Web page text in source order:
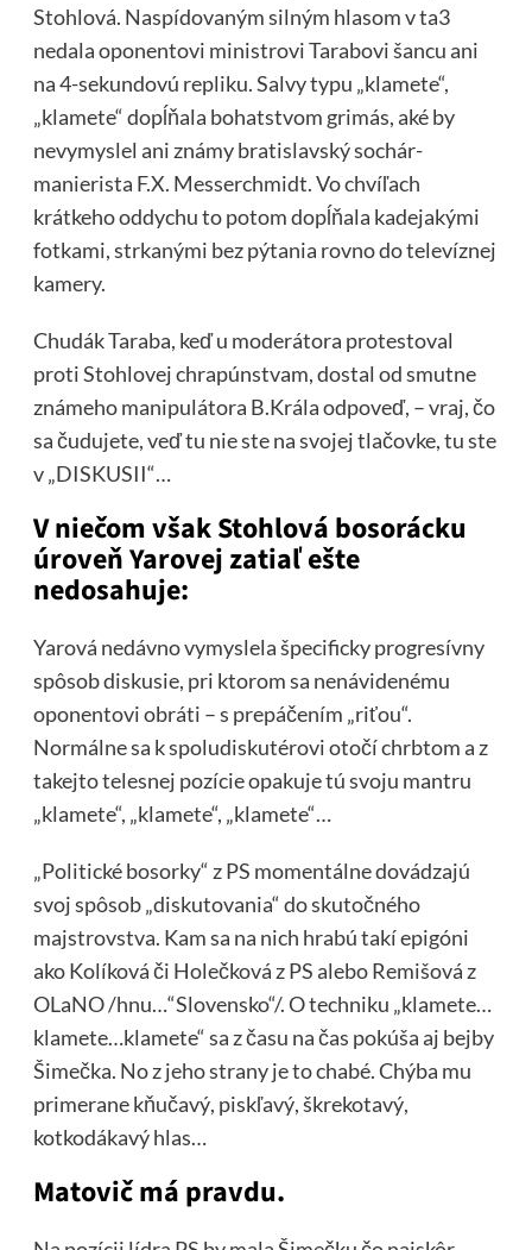
Stohlová. Naspídovaným silným hlasom v ta3
nedala oponentovi ministrovi Tarabovi šancu ani
na 4-sekundovú repliku. Salvy typu „klamete“,
„klamete“ dopĺňala bohatstvom grimás, aké by
nevymyslel ani známy bratislavský sochár-
manierista F.X. Messerchmidt. Vo chvíľach
krátkeho oddychu to potom dopĺňala kadejakými
fotkami, strkanými bez pýtania rovno do televíznej
kamery.
Chudák Taraba, keď u moderátora protestoval
proti Stohlovej chrapúnstvam, dostal od smutne
známeho manipulátora B.Krála odpoveď, – vraj, čo
sa čudujete, veď tu nie ste na svojej tlačovke, tu ste
v „DISKUSII“…
V niečom však Stohlová bosorácku
úroveň Yarovej zatiaľ ešte
nedosahuje:
Yarová nedávno vymyslela špecificky progresívny
spôsob diskusie, pri ktorom sa nenávidenému
oponentovi obráti – s prepáčením „riťou“.
Normálne sa k spoludiskutérovi otočí chrbtom a z
takejto telesnej pozície opakuje tú svoju mantru
„klamete“, „klamete“, „klamete“…
„Politické bosorky“ z PS momentálne dovádzajú
svoj spôsob „diskutovania“ do skutočného
majstrovstva. Kam sa na nich hrabú takí epigóni
ako Kolíková či Holečková z PS alebo Remišová z
OLaNO /hnu…“Slovensko“/. O techniku „klamete…
klamete…klamete“ sa z času na čas pokúša aj bejby
Šimečka. No z jeho strany je to chabé. Chýba mu
primerane kňučavý, piskľavý, škrekotavý,
kotkodákavý hlas…
Matovič má pravdu.